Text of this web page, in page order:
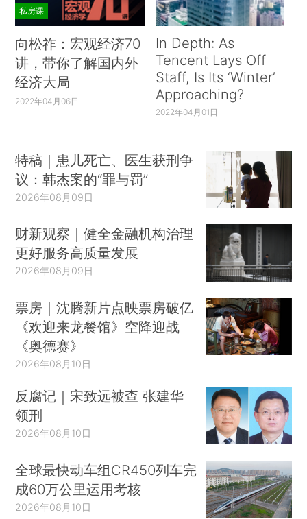
私房课
向松祚：宏观经济70
讲，带你了解国内外
经济大局
2022年04月06日
In Depth: As
Tencent Lays Off
Staff, Is Its ‘Winter’
Approaching?
2022年04月01日
特稿｜患儿死亡、医生获刑争
议：韩杰案的“罪与罚”
2026年08月09日
财新观察｜健全金融机构治理
更好服务高质量发展
2026年08月09日
票房｜沈腾新片点映票房破亿
《欢迎来龙餐馆》空降迎战
《奥德赛》
2026年08月10日
反腐记｜宋致远被查 张建华
领刑
2026年08月10日
全球最快动车组CR450列车完
成60万公里运用考核
2026年08月10日